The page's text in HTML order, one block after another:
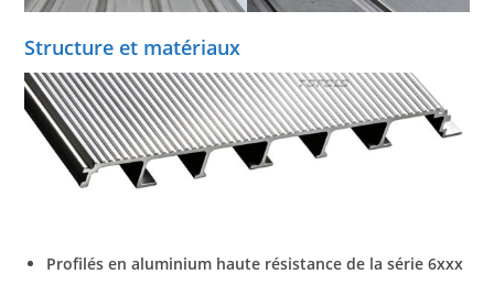
Structure et matériaux
Profilés en aluminium haute résistance de la série 6xxx